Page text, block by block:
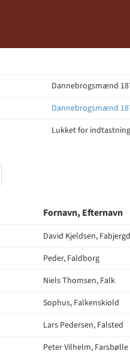
Dannebrogsmænd
Dannebrogsmænd
Lukket for indtastning
Fornavn, Efternavn
David Kjeldsen,
Peder, Faldborg
Niels Thomsen, Falk
Sophus, Falkenskiold
Lars Pedersen, Falsted
Peter Vilhelm, Farsbølle